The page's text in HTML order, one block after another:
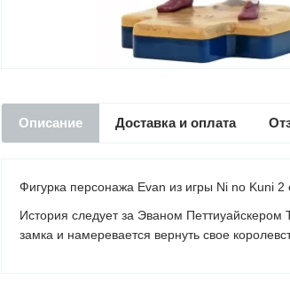
Описание Доставка и оплата
Фигурка персонажа Evan из игры Ni no Kuni 2
История следует за Эваном
замка и намеревается вернуть свое